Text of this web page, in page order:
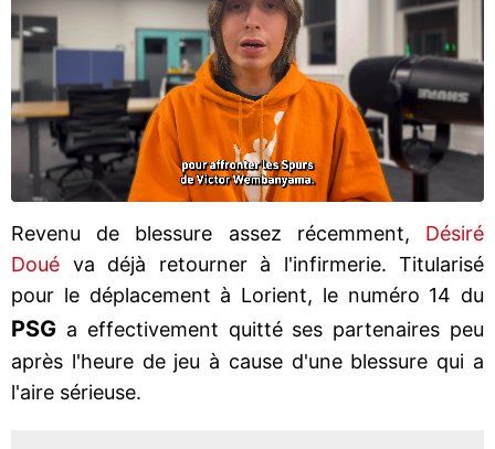
Revenu de blessure assez récemment, Désiré
Doué va déjà retourner à l'infirmerie. Titularisé
pour le déplacement à Lorient, le numéro 14 du
PSG a effectivement quitté ses partenaires peu
après l'heure de jeu à cause d'une blessure qui a
l'aire sérieuse.